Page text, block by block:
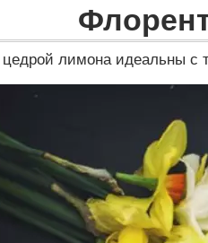
лимона идеальны с